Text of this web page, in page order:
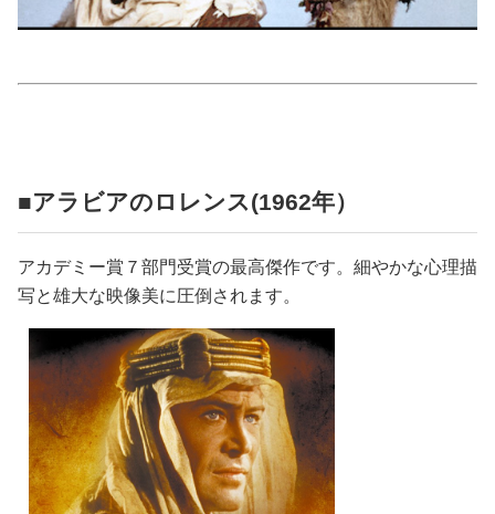
■アラビアのロレンス(1962年）
アカデミー賞７部門受賞の最高傑作です。細やかな心理描
写と雄大な映像美に圧倒されます。